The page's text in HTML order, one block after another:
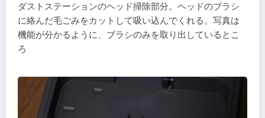
ダストステーションのヘッド掃除部分。ヘッドのブラシ
に絡んだ毛ごみをカットして吸い込んでくれる。写真は
機能が分かるように、ブラシのみを取り出しているとこ
ろ